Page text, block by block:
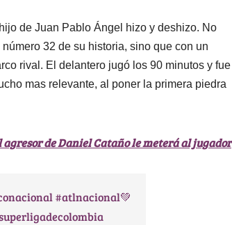
de Juan Pablo Ángel hizo y deshizo. No
32 de su historia, sino que con un
rival. El delantero jugó los 90 minutos y fue
mas relevante, al poner la primera piedra
agresor de Daniel Cataño le meterá al jugador
#atlnacional💚